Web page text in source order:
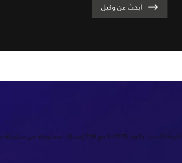
ابحث عن وكيل
تكريمًا لأحدث جاكوار F-TYPE مع 150 إصدارًا، مستوحاة من سلسلة عريقة من سيارات السباق.